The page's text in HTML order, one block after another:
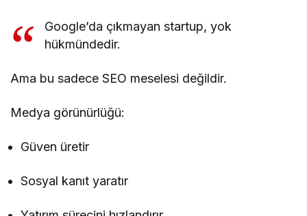
Google’da çıkmayan startup, yok
hükmündedir.
Ama bu sadece SEO meselesi değildir.
Medya görünürlüğü:
Güven üretir
Sosyal kanıt yaratır